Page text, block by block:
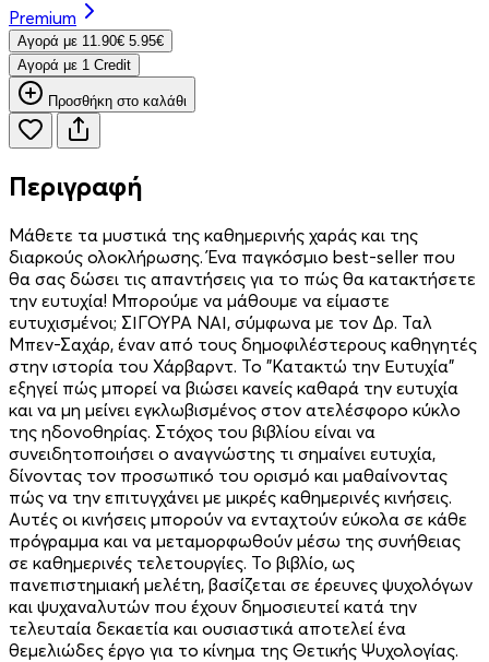
Premium
Aγορά με 11.90€ 5.95€
Aγορά με 1 Credit
Προσθήκη στο καλάθι
Περιγραφή
Μάθετε τα μυστικά της καθημερινής χαράς και της
διαρκούς ολοκλήρωσης. Ένα παγκόσμιο best-seller που
θα σας δώσει τις απαντήσεις για το πώς θα κατακτήσετε
την ευτυχία! Μπορούμε να μάθουμε να είμαστε
ευτυχισμένοι; ΣΙΓΟΥΡΑ ΝΑΙ, σύμφωνα με τον Δρ. Ταλ
Μπεν-Σαχάρ, έναν από τους δημοφιλέστερους καθηγητές
στην ιστορία του Χάρβαρντ. Το "Κατακτώ την Ευτυχία"
εξηγεί πώς μπορεί να βιώσει κανείς καθαρά την ευτυχία
και να μη μείνει εγκλωβισμένος στον ατελέσφορο κύκλο
της ηδονοθηρίας. Στόχος του βιβλίου είναι να
συνειδητοποιήσει ο αναγνώστης τι σημαίνει ευτυχία,
δίνοντας τον προσωπικό του ορισμό και μαθαίνοντας
πώς να την επιτυγχάνει με μικρές καθημερινές κινήσεις.
Αυτές οι κινήσεις μπορούν να ενταχτούν εύκολα σε κάθε
πρόγραμμα και να μεταμορφωθούν μέσω της συνήθειας
σε καθημερινές τελετουργίες. Το βιβλίο, ως
πανεπιστημιακή μελέτη, βασίζεται σε έρευνες ψυχολόγων
και ψυχαναλυτών που έχουν δημοσιευτεί κατά την
τελευταία δεκαετία και ουσιαστικά αποτελεί ένα
θεμελιώδες έργο για το κίνημα της Θετικής Ψυχολογίας.